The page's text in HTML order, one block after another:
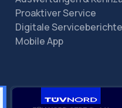
Proaktiver Service
Digitale Serviceberichte
Mobile App